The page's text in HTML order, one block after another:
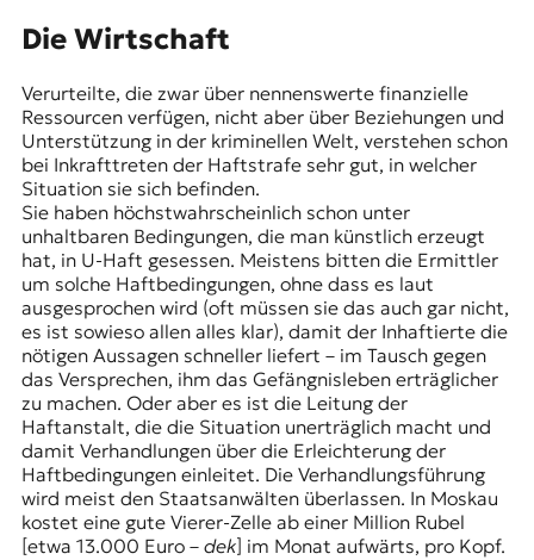
Die Wirtschaft
Verurteilte, die zwar über nennenswerte finanzielle
Ressourcen verfügen, nicht aber über Beziehungen und
Unterstützung in der kriminellen Welt, verstehen schon
bei Inkrafttreten der Haftstrafe sehr gut, in welcher
Situation sie sich befinden.
Sie haben höchstwahrscheinlich schon unter
unhaltbaren Bedingungen, die man künstlich erzeugt
hat, in U-Haft gesessen. Meistens bitten die Ermittler
um solche Haftbedingungen, ohne dass es laut
ausgesprochen wird (oft müssen sie das auch gar nicht,
es ist sowieso allen alles klar), damit der Inhaftierte die
nötigen Aussagen schneller liefert – im Tausch gegen
das Versprechen, ihm das Gefängnisleben erträglicher
zu machen. Oder aber es ist die Leitung der
Haftanstalt, die die Situation unerträglich macht und
damit Verhandlungen über die Erleichterung der
Haftbedingungen einleitet. Die Verhandlungsführung
wird meist den Staatsanwälten überlassen. In Moskau
kostet eine gute Vierer-Zelle ab einer Million Rubel
[etwa 13.000 Euro – dek] im Monat aufwärts, pro Kopf.